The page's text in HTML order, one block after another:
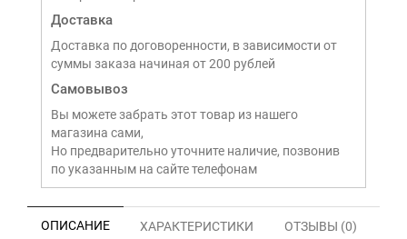
Доставка
Доставка по договоренности, в зависимости от
суммы заказа начиная от 200 рублей
Самовывоз
Вы можете забрать этот товар из нашего
магазина сами,
Но предварительно уточните наличие, позвонив
по указанным на сайте телефонам
ОПИСАНИЕ ХАРАКТЕРИСТИКИ ОТЗЫВЫ (0)